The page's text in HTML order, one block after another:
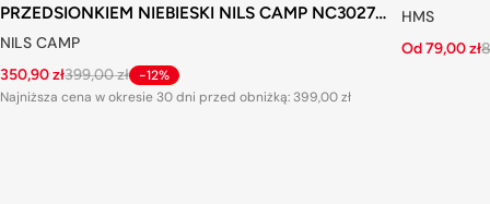
PRZEDSIONKIEM NIEBIESKI NILS CAMP NC3027
VOYAGER
NILS CAMP
350,90 zł399,00 zł -12%
Najniższa cena w okresie 30 dni przed obniżką: 399,00 zł
HMS
Od 79,00 zł